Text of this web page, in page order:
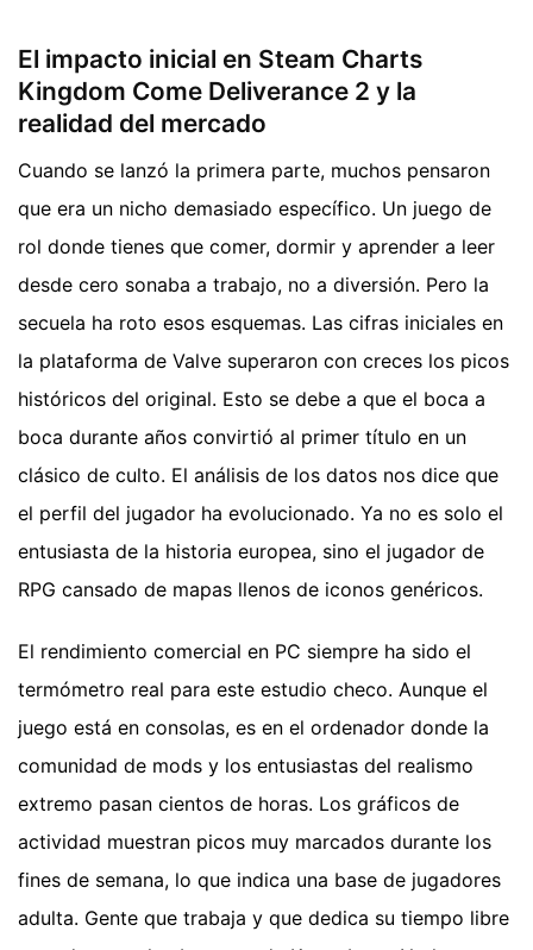
El impacto inicial en Steam Charts
Kingdom Come Deliverance 2 y la
realidad del mercado
Cuando se lanzó la primera parte, muchos pensaron
que era un nicho demasiado específico. Un juego de
rol donde tienes que comer, dormir y aprender a leer
desde cero sonaba a trabajo, no a diversión. Pero la
secuela ha roto esos esquemas. Las cifras iniciales en
la plataforma de Valve superaron con creces los picos
históricos del original. Esto se debe a que el boca a
boca durante años convirtió al primer título en un
clásico de culto. El análisis de los datos nos dice que
el perfil del jugador ha evolucionado. Ya no es solo el
entusiasta de la historia europea, sino el jugador de
RPG cansado de mapas llenos de iconos genéricos.
El rendimiento comercial en PC siempre ha sido el
termómetro real para este estudio checo. Aunque el
juego está en consolas, es en el ordenador donde la
comunidad de mods y los entusiastas del realismo
extremo pasan cientos de horas. Los gráficos de
actividad muestran picos muy marcados durante los
fines de semana, lo que indica una base de jugadores
adulta. Gente que trabaja y que dedica su tiempo libre